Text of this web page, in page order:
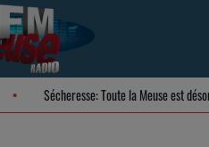
Sécheresse: Toute la Meuse est